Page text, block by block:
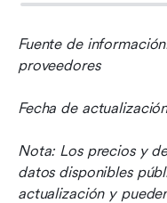
Fuente de
proveedores
Fecha de
Nota: Los precios y
datos disponibles
actualización y